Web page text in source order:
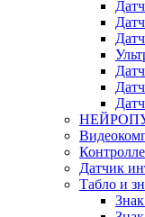
Датчик
Табло и